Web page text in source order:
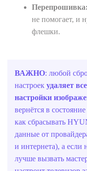
Перепрошивка:
не помогает, и
флешки.
ВАЖНО: любой
настроек удаляет
настройки
вернётся в
как сбрасывать
данные от
и интернета), а
лучше вызвать